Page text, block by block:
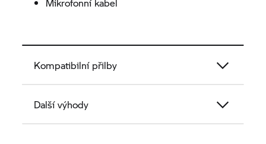
Kompatibilní přilby
Další výhody